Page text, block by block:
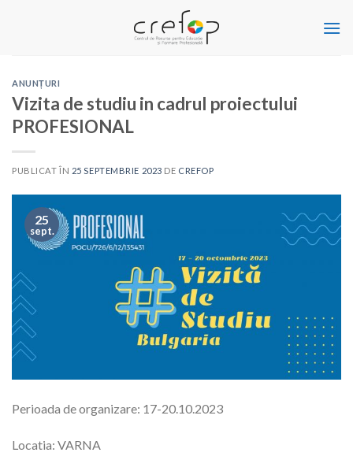
ANUNȚURI
Vizita de studiu in cadrul proiectului
PROFESIONAL
PUBLICAT ÎN 25 SEPTEMBRIE 2023 DE CREFOP
25
sept.
Perioada de organizare: 17-20.10.2023
Locatia: VARNA